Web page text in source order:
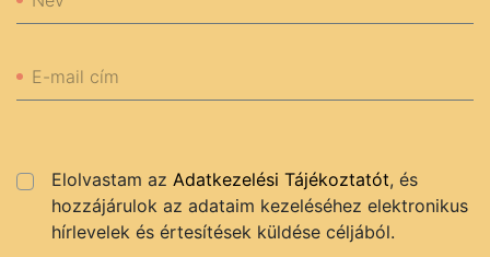
E-mail cím
Elolvastam az Adatkezelési Tájékoztatót, és
hozzájárulok az adataim kezeléséhez elektronikus
hírlevelek és értesítések küldése céljából.